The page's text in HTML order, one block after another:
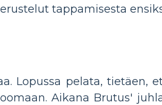
tappamisesta
Lopussa pelata, tietäen,
Aikana Brutus'